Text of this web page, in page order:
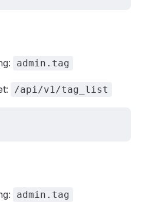
admin.tag
/api/v1/tag_list
admin.tag